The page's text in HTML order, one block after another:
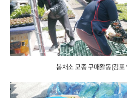
봄채소 모종 구매활동(김